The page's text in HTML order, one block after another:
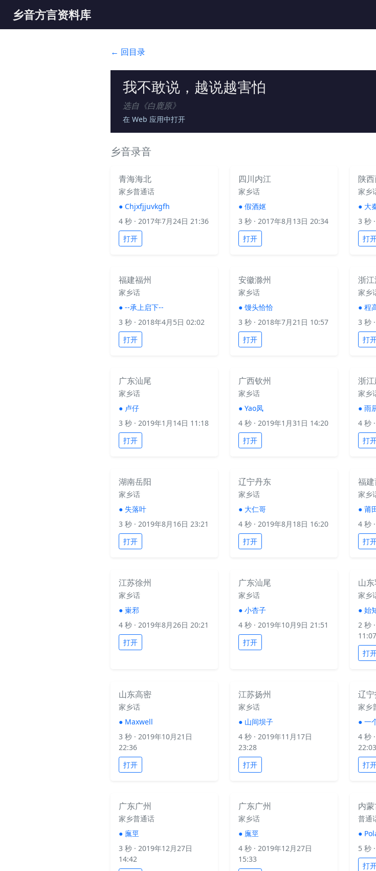
乡音方言资料库
← 回目录
我不敢说，越说越害怕
选自《白鹿原》
在 Web 应用中打开
乡音录音
青海海北
家乡普通话
● Chjxfjjuvkgfh
4 秒 · 2017年7月24日 21:36
打开
四川内江
家乡话
● 假酒妪
3 秒 · 2017年8月13日 20:34
打开
陕
家乡
● 大
3 秒
打
福建福州
家乡话
● --承上启下--
3 秒 · 2018年4月5日 02:02
打开
安徽滁州
家乡话
● 馒头恰恰
3 秒 · 2018年7月21日 10:57
打开
浙
家乡
● 程
3 秒
打
广东汕尾
家乡话
● 卢仔
3 秒 · 2019年1月14日 11:18
打开
广西钦州
家乡话
● Yao凤
4 秒 · 2019年1月31日 14:20
打开
浙
家乡
● 雨
4 秒
打
湖南岳阳
家乡话
● 失落叶
3 秒 · 2019年8月16日 23:21
打开
辽宁丹东
家乡话
● 大仁哥
4 秒 · 2019年8月18日 16:20
打开
福
家乡
● 莆
4 秒
打
江苏徐州
家乡话
● 崬邪
4 秒 · 2019年8月26日 20:21
打开
广东汕尾
家乡话
● 小杏子
4 秒 · 2019年10月9日 21:51
打开
山
家乡
● 始
2 秒
11:07
打
山东高密
家乡话
● Maxwell
3 秒 · 2019年10月21日
22:36
打开
江苏扬州
家乡话
● 山间坝子
4 秒 · 2019年11月17日
23:28
打开
辽
家乡
● 一
4 秒
22:03
打
广东广州
家乡普通话
● 廡巠
3 秒 · 2019年12月27日
14:42
广东广州
家乡话
● 廡巠
4 秒 · 2019年12月27日
15:33
内
普通
●
5 秒
打